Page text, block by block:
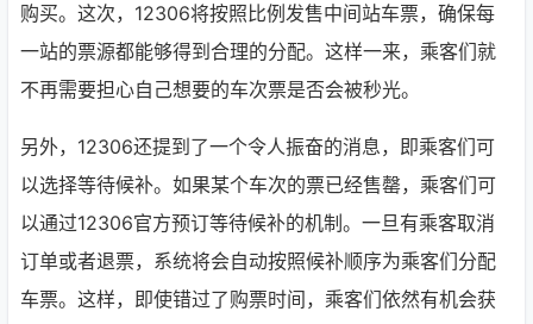
购买。这次，12306将按照比例发售中间站车票，确保每
一站的票源都能够得到合理的分配。这样一来，乘客们就
不再需要担心自己想要的车次票是否会被秒光。
另外，12306还提到了一个令人振奋的消息，即乘客们可
以选择等待候补。如果某个车次的票已经售罄，乘客们可
以通过12306官方预订等待候补的机制。一旦有乘客取消
订单或者退票，系统将会自动按照候补顺序为乘客们分配
车票。这样，即使错过了购票时间，乘客们依然有机会获